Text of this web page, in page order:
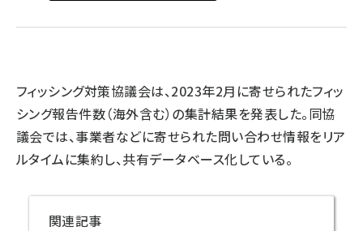
フィッシング対策協議会は、2023年2月に寄せられたフィッ
シング報告件数（海外含む）の集計結果を発表した。同協
議会では、事業者などに寄せられた問い合わせ情報をリア
ルタイムに集約し、共有データベース化している。
関連記事